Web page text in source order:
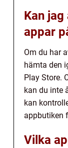
Kan
appar
Om du har
hämta den
Play Store.
kan du inte
kan
appbutiken
Vilka